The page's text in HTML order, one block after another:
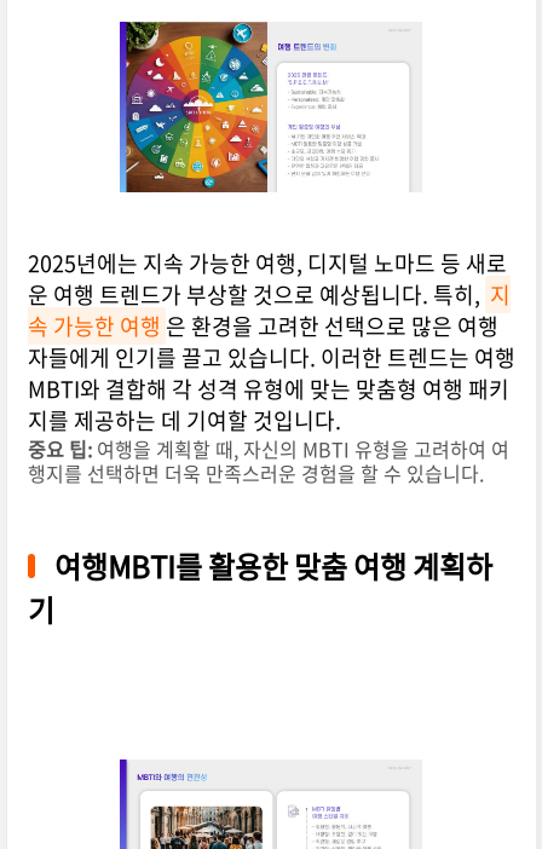
2025년에는 지속 가능한 여행, 디지털 노마드 등 새로
운 여행 트렌드가 부상할 것으로 예상됩니다. 특히, 지
속 가능한 여행 은 환경을 고려한 선택으로 많은 여행
자들에게 인기를 끌고 있습니다. 이러한 트렌드는 여행
MBTI와 결합해 각 성격 유형에 맞는 맞춤형 여행 패키
지를 제공하는 데 기여할 것입니다.
중요 팁:여행을 계획할 때, 자신의 MBTI 유형을 고려하여 여
행지를 선택하면 더욱 만족스러운 경험을 할 수 있습니다.
여행MBTI를 활용한 맞춤 여행 계획하
기